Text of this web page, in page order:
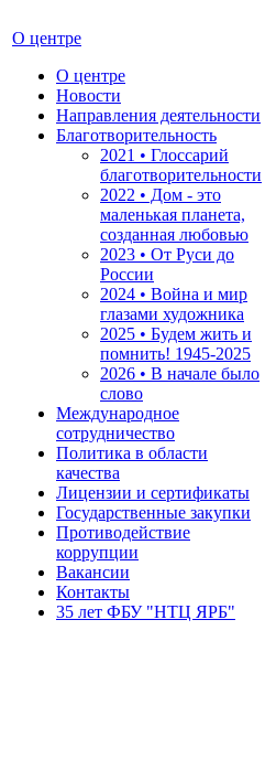
О центре
О центре
Новости
Направления деятельности
Благотворительность
2021 • Глоссарий
благотворительности
2022 • Дом - это
маленькая планета,
созданная любовью
2023 • От Руси до
России
2024 • Война и мир
глазами художника
2025 • Будем жить и
помнить! 1945-2025
2026 • В начале было
слово
Международное
сотрудничество
Политика в области
качества
Лицензии и сертификаты
Государственные закупки
Противодействие
коррупции
Вакансии
Контакты
35 лет ФБУ "НТЦ ЯРБ"